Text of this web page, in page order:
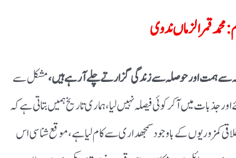
محمد قمرالزماں ندوی
سے ہمت اور حوصلہ سے زندگی گزارتے چلے آرہے ہیں ،مشکل سے
میں آکر کوئی فیصلہ نہیں لیا، ہماری تاریخ ہمیں بتاتی ہے کہ
کمزوریوں کے باوجود سمجھداری سے کام لیا ہے، موقع شناسی اس